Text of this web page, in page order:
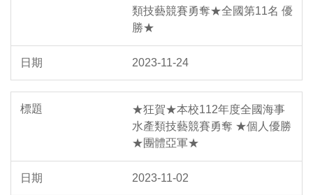
類技藝競賽勇奪★全國第11名 優
勝★
2023-11-24
★狂賀★本校112年度全國海事
水產類技藝競賽勇奪 ★個人優勝
★團體亞軍★
2023-11-02